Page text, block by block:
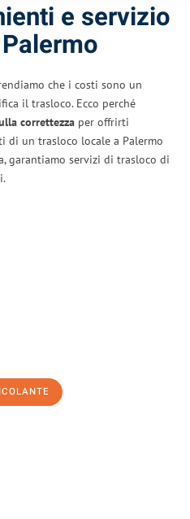
e servizio
che i costi sono un
il trasloco. Ecco perché
correttezza per offrirti
di un trasloco locale a Palermo
garantiamo servizi di trasloco di